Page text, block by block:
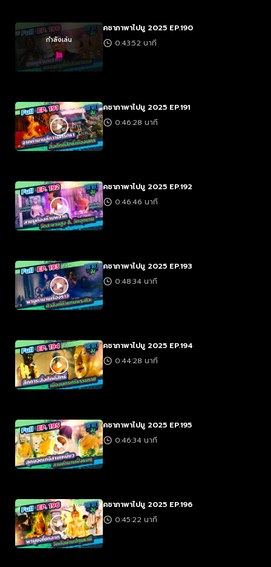
กำลังเล่น
คชาภาพาไปมู 2025 EP.190
0:43:52 นาที
คชาภาพาไปมู 2025 EP.191
0:46:28 นาที
คชาภาพาไปมู 2025 EP.192
0:46:46 นาที
คชาภาพาไปมู 2025 EP.193
0:48:34 นาที
คชาภาพาไปมู 2025 EP.194
0:44:28 นาที
คชาภาพาไปมู 2025 EP.195
0:46:34 นาที
คชาภาพาไปมู 2025 EP.196
0:45:22 นาที